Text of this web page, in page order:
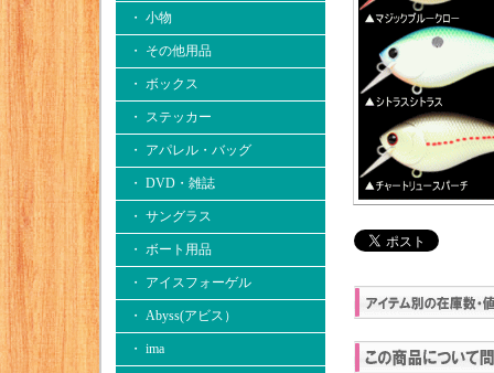
・ 小物
・ その他用品
・ ボックス
・ ステッカー
・ アパレル・バッグ
・ DVD・雑誌
・ サングラス
・ ボート用品
・ アイスフォーゲル
・ Abyss(アビス）
・ ima